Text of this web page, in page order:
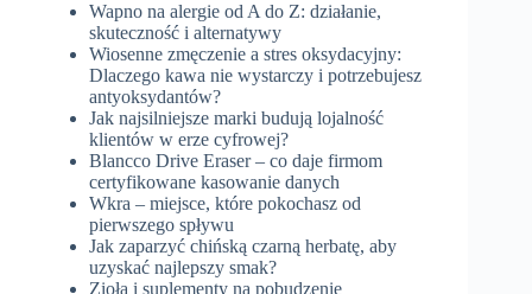
Wapno na alergie od A do Z: działanie,
skuteczność i alternatywy
Wiosenne zmęczenie a stres oksydacyjny:
Dlaczego kawa nie wystarczy i potrzebujesz
antyoksydantów?
Jak najsilniejsze marki budują lojalność
klientów w erze cyfrowej?
Blancco Drive Eraser – co daje firmom
certyfikowane kasowanie danych
Wkra – miejsce, które pokochasz od
pierwszego spływu
Jak zaparzyć chińską czarną herbatę, aby
uzyskać najlepszy smak?
Zioła i suplementy na pobudzenie